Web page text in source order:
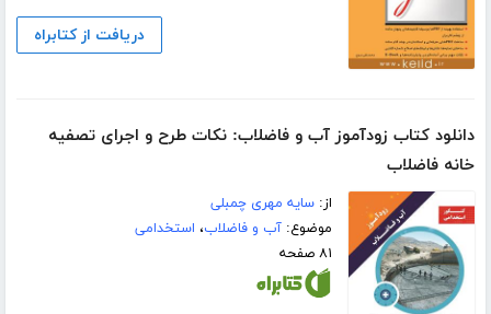
دریافت از کتابراه
دانلود کتاب زودآموز آب و فاضلاب: نکات طرح و اجرای تصفیه
خانه فاضلاب
از:سایه مهری چمبلی
موضوع:آب و فاضلاب، استخدامی
۸۱ صفحه